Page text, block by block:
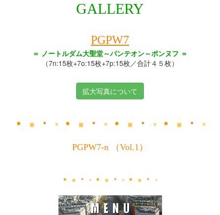
GALLERY
PGPW7
＝ ノートルダム大聖堂～パンテオン～ポンヌフ ＝
（7n:15枚+7o:15枚+7p:15枚／合計４５枚）
拡大写真について
PGPW7-n （Vol.1）